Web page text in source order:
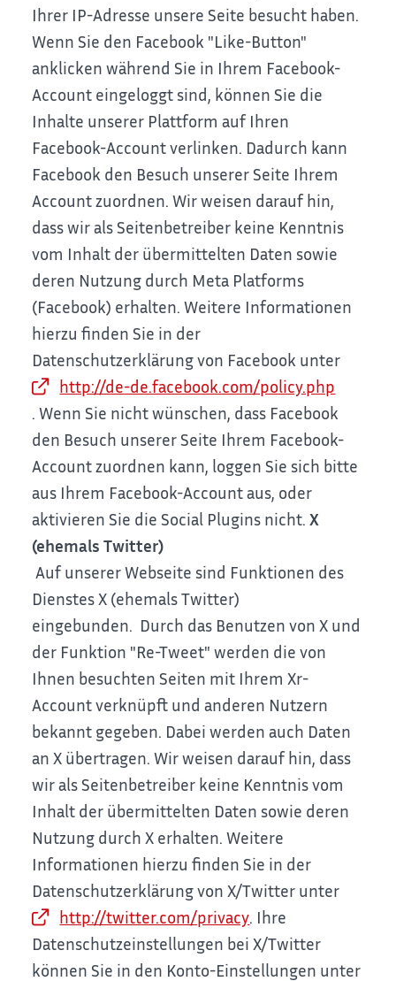
Ihrer IP-Adresse unsere Seite besucht haben.
Wenn Sie den Facebook "Like-Button"
anklicken während Sie in Ihrem Facebook-
Account eingeloggt sind, können Sie die
Inhalte unserer Plattform auf Ihren
Facebook-Account verlinken. Dadurch kann
Facebook den Besuch unserer Seite Ihrem
Account zuordnen. Wir weisen darauf hin,
dass wir als Seitenbetreiber keine Kenntnis
vom Inhalt der übermittelten Daten sowie
deren Nutzung durch Meta Platforms
(Facebook) erhalten. Weitere Informationen
hierzu finden Sie in der
Datenschutzerklärung von Facebook unter
http://de-de.facebook.com/policy.php
. Wenn Sie nicht wünschen, dass Facebook
den Besuch unserer Seite Ihrem Facebook-
Account zuordnen kann, loggen Sie sich bitte
aus Ihrem Facebook-Account aus, oder
aktivieren Sie die Social Plugins nicht. X
(ehemals Twitter)
Auf unserer Webseite sind Funktionen des
Dienstes X (ehemals Twitter)
eingebunden. Durch das Benutzen von X und
der Funktion "Re-Tweet" werden die von
Ihnen besuchten Seiten mit Ihrem Xr-
Account verknüpft und anderen Nutzern
bekannt gegeben. Dabei werden auch Daten
an X übertragen. Wir weisen darauf hin, dass
wir als Seitenbetreiber keine Kenntnis vom
Inhalt der übermittelten Daten sowie deren
Nutzung durch X erhalten. Weitere
Informationen hierzu finden Sie in der
Datenschutzerklärung von X/Twitter unter
http://twitter.com/privacy. Ihre
Datenschutzeinstellungen bei X/Twitter
können Sie in den Konto-Einstellungen unter